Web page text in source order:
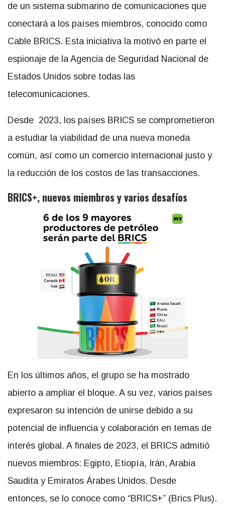
de un sistema submarino de comunicaciones que
conectará a los países miembros, conocido como
Cable BRICS. Esta iniciativa la motivó en parte el
espionaje de la Agencia de Seguridad Nacional de
Estados Unidos sobre todas las
telecomunicaciones.
Desde 2023, los países BRICS se comprometieron
a estudiar la viabilidad de una nueva moneda
común, así como un comercio internacional justo y
la reducción de los costos de las transacciones.
BRICS+, nuevos miembros y varios desafíos
En los últimos años, el grupo se ha mostrado
abierto a ampliar el bloque. A su vez, varios países
expresaron su intención de unirse debido a su
potencial de influencia y colaboración en temas de
interés global. A finales de 2023, el BRICS admitió
nuevos miembros: Egipto, Etiopía, Irán, Arabia
Saudita y Emiratos Árabes Unidos. Desde
entonces, se lo conoce como “BRICS+” (Brics Plus).